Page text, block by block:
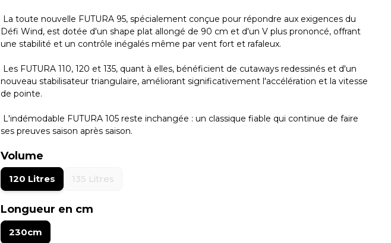
La toute nouvelle FUTURA 95, spécialement conçue pour répondre aux exigences du
Défi Wind, est dotée d'un shape plat allongé de 90 cm et d'un V plus prononcé, offrant
une stabilité et un contrôle inégalés même par vent fort et rafaleux.
Les FUTURA 110, 120 et 135, quant à elles, bénéficient de cutaways redessinés et d'un
nouveau stabilisateur triangulaire, améliorant significativement l'accélération et la vitesse
de pointe.
L'indémodable FUTURA 105 reste inchangée : un classique fiable qui continue de faire
ses preuves saison après saison.
Volume
120 Litres 135 Litres
Longueur en cm
230cm